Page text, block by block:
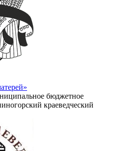
бюджетное
краеведческий